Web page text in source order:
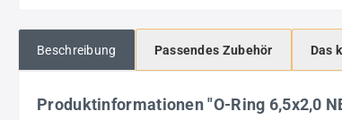
Beschreibung Passendes Zubehör Das
Produktinformationen "O-Ring 6,5x2,0